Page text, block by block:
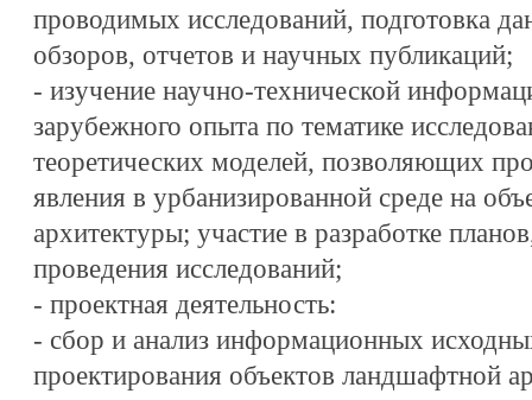
проводимых исследований, подготовка
обзоров, отчетов и научных публикаций;
- изучение научно-технической
зарубежного опыта по тематике
теоретических моделей, позволяющих
явления в урбанизированной среде на
архитектуры; участие в разработке
проведения исследований;
- проектная деятельность:
- сбор и анализ информационных
проектирования объектов ландшафтной